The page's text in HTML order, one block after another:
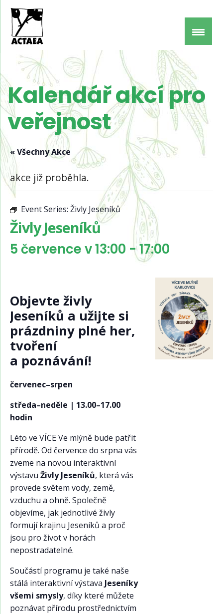
Kalendář akcí pro
veřejnost
« Všechny Akce
akce již proběhla.
Event Series: Živly Jeseníků
Živly Jeseníků
5 července v 13:00 -17:00
Objevte živly
Jeseníků a užijte si
prázdniny plné her,
tvoření
a poznávání!
červenec–srpen
středa–neděle | 13.00–17.00
hodin
Léto ve VÍCE Ve mlýně bude patřit
přírodě. Od července do srpna vás
zveme na novou interaktivní
výstavu Živly Jeseníků, která vás
provede světem vody, země,
vzduchu a ohně. Společně
objevíme, jak jednotlivé živly
formují krajinu Jeseníků a proč
jsou pro život v horách
nepostradatelné.
Součástí programu je také naše
stálá interaktivní výstava Jeseníky
všemi smysly, díky které můžete
poznávat přírodu prostřednictvím